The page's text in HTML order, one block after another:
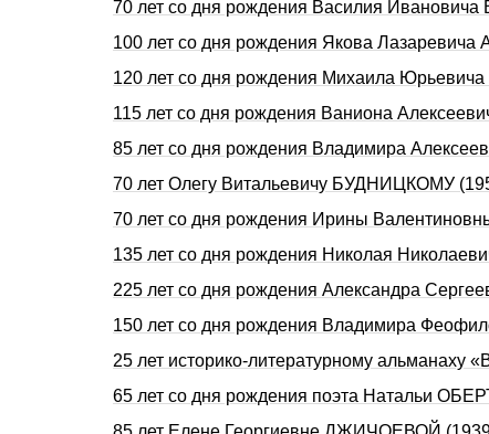
70 лет со дня рождения Василия
100 лет со дня рождения Якова
120 лет со дня рождения Михаила
115 лет со дня рождения Ваниона
85 лет со дня рождения Владимира
70 лет Олегу Витальевичу БУДНИЦКОМУ
70 лет со дня рождения Ирины
135 лет со дня рождения Николая
225 лет со дня рождения Александра
150 лет со дня рождения Владимира
25 лет историко-литературному альманаху
65 лет со дня рождения поэта Натальи